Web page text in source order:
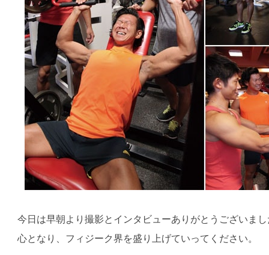
今日は早朝より撮影とインタビューありがとうございま
心となり、フィジーク界を盛り上げていってください。